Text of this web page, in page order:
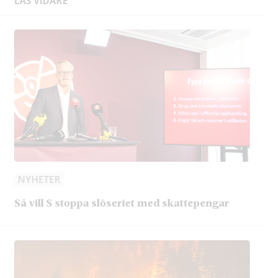
NYHETER
Så vill S stoppa slöseriet med skattepengar